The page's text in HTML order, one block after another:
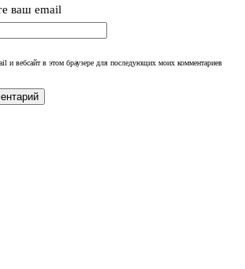
ваш email
и вебсайт в этом браузере для последующих моих комментариев